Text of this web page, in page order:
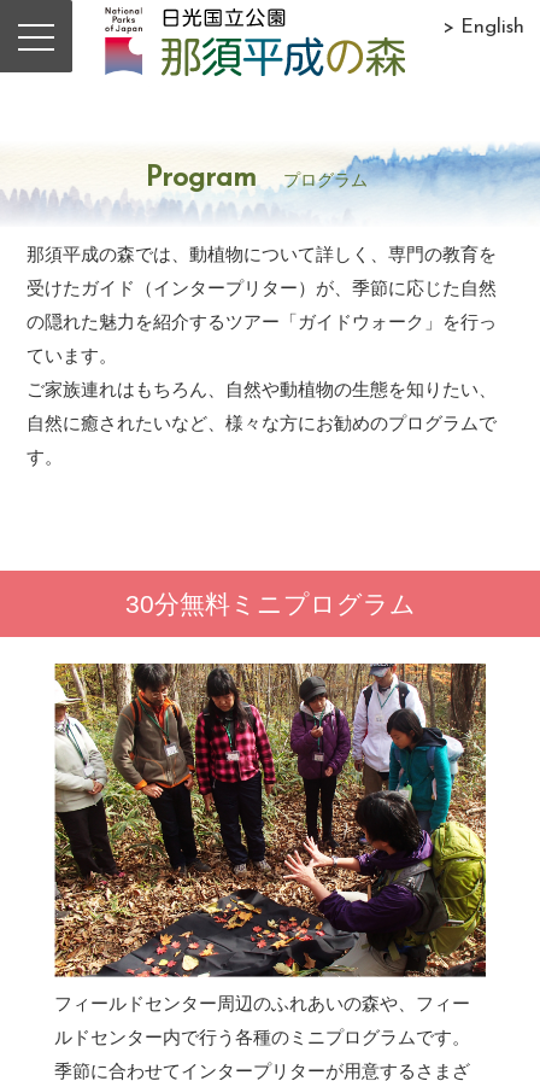
> English
Program プログラム
那須平成の森では、動植物について詳しく、専門の教育を
受けたガイド（インタープリター）が、季節に応じた自然
の隠れた魅力を紹介するツアー「ガイドウォーク」を行っ
ています。
ご家族連れはもちろん、自然や動植物の生態を知りたい、
自然に癒されたいなど、様々な方にお勧めのプログラムで
す。
30分無料ミニプログラム
フィールドセンター周辺のふれあいの森や、フィー
ルドセンター内で行う各種のミニプログラムです。
季節に合わせてインタープリターが用意するさまざ